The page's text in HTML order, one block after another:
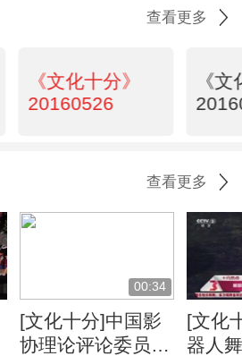
查看更多
《文化十分》
20160526
《
查看更多
00:34
[文化十分]中国影
协理论评论委员会
[文化
器人